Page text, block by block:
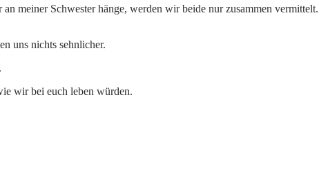
meiner Schwester hänge, werden wir beide nur zusammen
uns nichts sehnlicher.
wir bei euch leben würden.